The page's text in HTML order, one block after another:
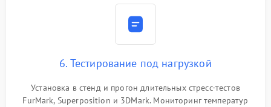
6. Тестирование под нагрузкой
Установка в стенд и прогон длительных стресс-тестов
FurMark, Superposition и 3DMark. Мониторинг температур